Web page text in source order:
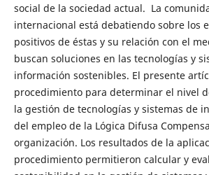
social de la sociedad actual. La
internacional está debatiendo sobre los
positivos de éstas y su relación con el
buscan soluciones en las tecnologías y
información sostenibles. El presente
procedimiento para determinar el nivel
la gestión de tecnologías y sistemas de
del empleo de la Lógica Difusa
organización. Los resultados de la
procedimiento permitieron calcular y